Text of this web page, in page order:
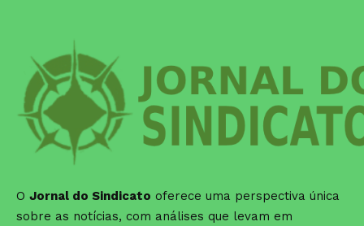
O Jornal do Sindicato oferece uma perspectiva única
sobre as notícias, com análises que levam em